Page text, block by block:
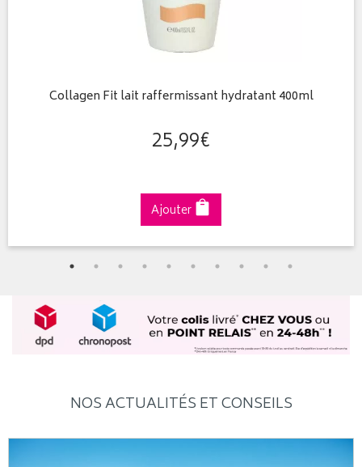
Collagen Fit lait raffermissant hydratant 400ml
25,99€
Ajouter
NOS ACTUALITÉS ET CONSEILS